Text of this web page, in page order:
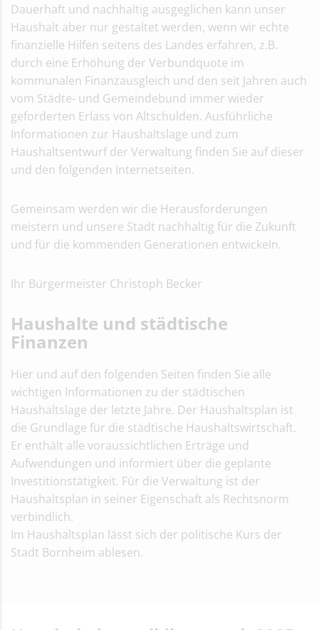
Jahresabschluss 2012
Jahresabschluss 2011
Jahresabschluss 2010
Jahresabschluss 2009
Jahresabschluss 2008
Jahresabschluss 2007
Beteiligungen / Gesamtabschlüsse
Beteiligungsbericht 2024
Beteiligungsbericht 2023
Beteiligungsbericht 2022
Beteiligungsbericht 2020
Beteiligungsbericht 2019
Gesamtabschluss 2018
Gesamtabschluss 2016
Gesamtabschluss 2014
Gesamtabschluss 2013
Gesamtabschluss 2011
Gesamtabschluss 2010
Beteiligungsbericht 2009
Beteiligungsbericht 2008
Beteiligungsbericht 2007
Fördermittel
Dauerhaft und nachhaltig ausgeglichen kann unser
Haushalt aber nur gestaltet werden, wenn wir echte
finanzielle Hilfen seitens des Landes erfahren, z.B.
durch eine Erhöhung der Verbundquote im
kommunalen Finanzausgleich und den seit Jahren auch
vom Städte- und Gemeindebund immer wieder
geforderten Erlass von Altschulden. Ausführliche
Informationen zur Haushaltslage und zum
Haushaltsentwurf der Verwaltung finden Sie auf dieser
und den folgenden Internetseiten.
Gemeinsam werden wir die Herausforderungen
meistern und unsere Stadt nachhaltig für die Zukunft
und für die kommenden Generationen entwickeln.
Ihr Bürgermeister Christoph Becker
Haushalte und städtische
Finanzen
Hier und auf den folgenden Seiten finden Sie alle
wichtigen Informationen zu der städtischen
Haushaltslage der letzte Jahre. Der Haushaltsplan ist
die Grundlage für die städtische Haushaltswirtschaft.
Er enthält alle voraussichtlichen Erträge und
Aufwendungen und informiert über die geplante
Investitionstätigkeit. Für die Verwaltung ist der
Haushaltsplan in seiner Eigenschaft als Rechtsnorm
verbindlich.
Im Haushaltsplan lässt sich der politische Kurs der
Stadt Bornheim ablesen.